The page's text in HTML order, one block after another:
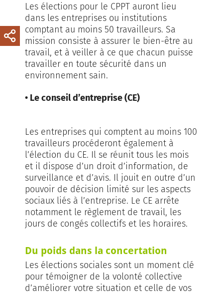
Les élections pour le CPPT auront lieu
dans les entreprises ou institutions
comptant au moins 50 travailleurs. Sa
mission consiste à assurer le bien-être au
travail, et à veiller à ce que chacun puisse
travailler en toute sécurité dans un
environnement sain.
• Le conseil d’entreprise (CE)
Les entreprises qui comptent au moins 100
travailleurs procéderont également à
l’élection du CE. Il se réunit tous les mois
et il dispose d’un droit d’information, de
surveillance et d’avis. Il jouit en outre d’un
pouvoir de décision limité sur les aspects
sociaux liés à l’entreprise. Le CE arrête
notamment le règlement de travail, les
jours de congés collectifs et les horaires.
Du poids dans la concertation
Les élections sociales sont un moment clé
pour témoigner de la volonté collective
d’améliorer votre situation et celle de vos